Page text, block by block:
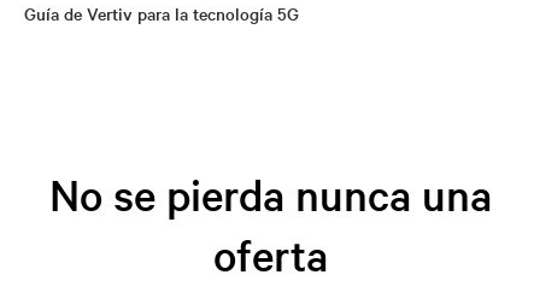
Guía de Vertiv para la tecnología 5G
No se pierda nunca una
oferta